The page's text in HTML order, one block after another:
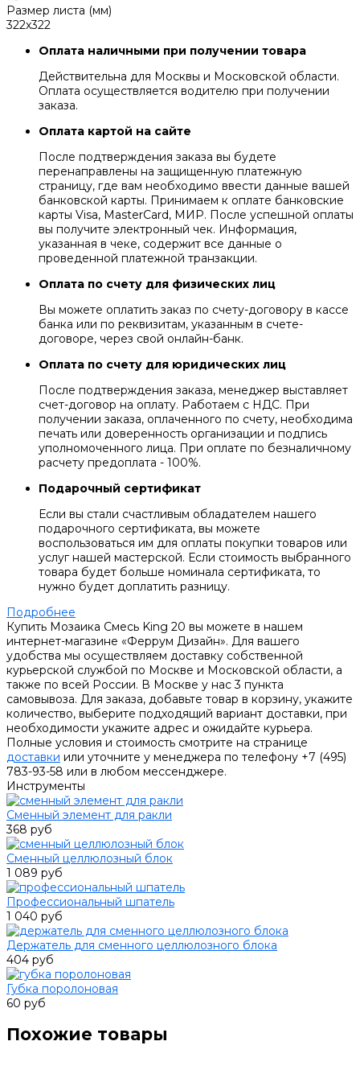
Размер листа (мм)
322x322
Оплата наличными при получении товара
Действительна для Москвы и Московской области.
Оплата осуществляется водителю при получении
заказа.
Оплата картой на сайте
После подтверждения заказа вы будете
перенаправлены на защищенную платежную
страницу, где вам необходимо ввести данные вашей
банковской карты. Принимаем к оплате банковские
карты Visa, MasterCard, МИР. После успешной оплаты
вы получите электронный чек. Информация,
указанная в чеке, содержит все данные о
проведенной платежной транзакции.
Оплата по счету для физических лиц
Вы можете оплатить заказ по счету-договору в кассе
банка или по реквизитам, указанным в счете-
договоре, через свой онлайн-банк.
Оплата по счету для юридических лиц
После подтверждения заказа, менеджер выставляет
счет-договор на оплату. Работаем с НДС. При
получении заказа, оплаченного по счету, необходима
печать или доверенность организации и подпись
уполномоченного лица. При оплате по безналичному
расчету предоплата - 100%.
Подарочный сертификат
Если вы стали счастливым обладателем нашего
подарочного сертификата, вы можете
воспользоваться им для оплаты покупки товаров или
услуг нашей мастерской. Если стоимость выбранного
товара будет больше номинала сертификата, то
нужно будет доплатить разницу.
Подробнее
Купить Мозаика Смесь King 20 вы можете в нашем
интернет-магазине «Феррум Дизайн». Для вашего
удобства мы осуществляем доставку собственной
курьерской службой по Москве и Московской области, а
также по всей России. В Москве у нас 3 пункта
самовывоза. Для заказа, добавьте товар в корзину, укажите
количество, выберите подходящий вариант доставки, при
необходимости укажите адрес и ожидайте курьера.
Полные условия и стоимость смотрите на странице
доставки или уточните у менеджера по телефону +7 (495)
783-93-58 или в любом мессенджере.
Инструменты
Сменный элемент для ракли
368 руб
Сменный целлюлозный блок
1 089 руб
Профессиональный шпатель
1 040 руб
Держатель для сменного целлюлозного блока
404 руб
Губка поролоновая
60 руб
Похожие товары